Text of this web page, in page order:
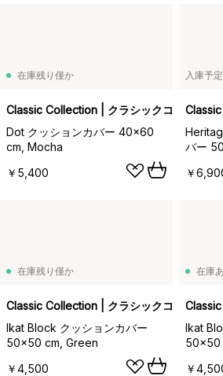
在庫残り僅か
Classic Collection | クラシックコレクショ
Dot クッションカバー 40x60
cm, Mocha
￥5,400
入庫予定
バー
￥
在庫残り僅か
Classic Collection | クラシックコレクショ
Ikat Block クッションカバー
50x50 cm, Green
￥4,500
在庫
Ikat
50x50
￥